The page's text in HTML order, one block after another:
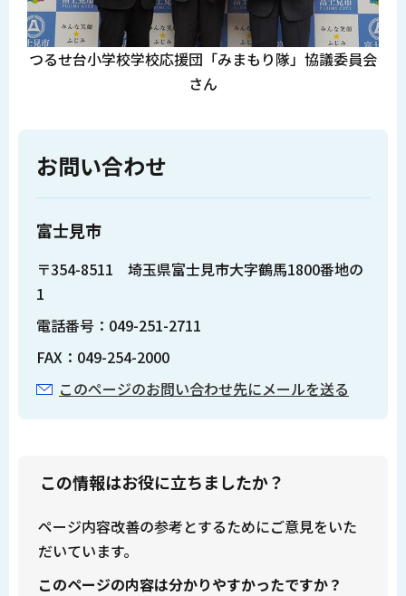
つるせ台小学校学校応援団「みまもり隊」協議委員会
さん
お問い合わせ
富士見市
〒354-8511 埼玉県富士見市大字鶴馬1800番地の
1
電話番号：049-251-2711
FAX：049-254-2000
このページのお問い合わせ先にメールを送る
この情報はお役に立ちましたか？
ページ内容改善の参考とするためにご意見をいた
だいています。
このページの内容は分かりやすかったですか？